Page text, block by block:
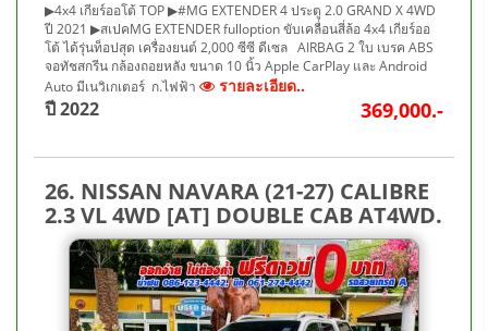
▶4x4 เกียร์ออโต้ TOP ▶#MG EXTENDER 4 ประตู 2.0 GRAND X 4WD
ปี 2021 ▶สเปคMG EXTENDER fulloption ขับเคลื่อนสี่ล้อ 4x4 เกียร์ออ
โต้ ได้รุ่นท็อปสุด เครื่องยนต์ 2,000 ซีซี ดีเซล AIRBAG 2 ใบ เบรค ABS
จอทัชสกรีน กล้องถอยหลัง ขนาด 10 นิ้ว Apple CarPlay และ Android
Auto มีเนวิเกเตอร์ ก.ไฟฟ้า
รายละเอียด..
ปี 2022 369,000.-
26. NISSAN NAVARA (21-27) CALIBRE
2.3 VL 4WD [AT] DOUBLE CAB AT4WD.